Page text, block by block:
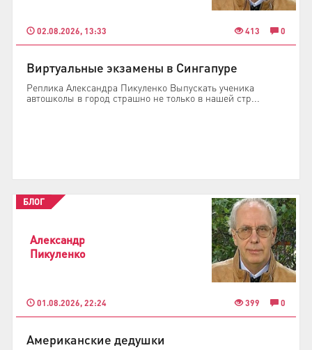
02.08.2026, 13:33 413 0
Виртуальные экзамены в Сингапуре
Реплика Александра Пикуленко Выпускать ученика
автошколы в город страшно не только в нашей стр...
Александр
Пикуленко
01.08.2026, 22:24 399 0
БЛОГ
Американские дедушки